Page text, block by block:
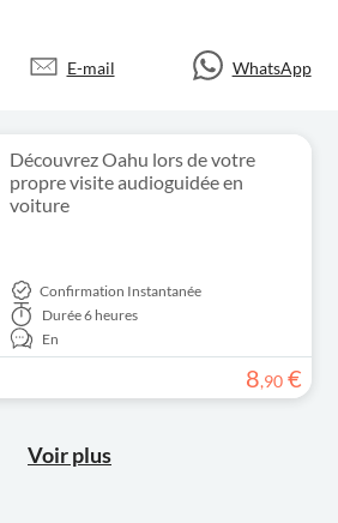
E-mail WhatsApp
Découvrez Oahu lors de votre
propre visite audioguidée en
voiture
Confirmation Instantanée
Durée6 heures
En
8,90 €
Voir plus